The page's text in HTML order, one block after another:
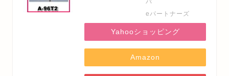
eパートナーズ
Yahooショッピング
Amazon